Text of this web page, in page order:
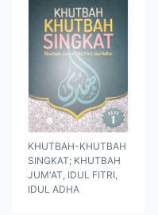
KHUTBAH-KHUTBAH
SINGKAT; KHUTBAH
JUM'AT, IDUL FITRI,
IDUL ADHA